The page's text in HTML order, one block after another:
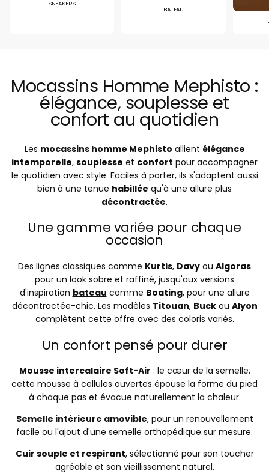
SNEAKERS
BATEAU
Mocassins Homme Mephisto :
élégance, souplesse et
confort au quotidien
Les mocassins homme Mephisto allient élégance
intemporelle, souplesse et confort pour accompagner
le quotidien avec style. Faciles à porter, ils s'adaptent aussi
bien à une tenue habillée qu'à une allure plus
décontractée.
Une gamme variée pour chaque
occasion
Des lignes classiques comme Kurtis, Davy ou Algoras
pour un look sobre et raffiné, jusqu'aux versions
d'inspiration bateau comme Boating, pour une allure
décontractée-chic. Les modèles Titouan, Buckou Alyon
complètent cette offre avec des coloris variés.
Un confort pensé pour durer
Mousse intercalaire Soft-Air : le cœur de la semelle,
cette mousse à cellules ouvertes épouse la forme du pied
à chaque pas et évacue naturellement la chaleur.
Semelle intérieure amovible, pour un renouvellement
facile ou l'ajout d'une semelle orthopédique sur mesure.
Cuir souple et respirant, sélectionné pour son toucher
agréable et son vieillissement naturel.